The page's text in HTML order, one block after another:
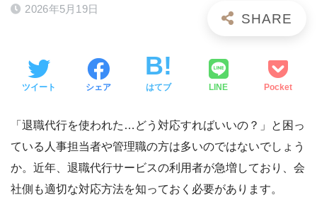
2026年5月19日
ツイート シェア はてブ LINE Pocket
「退職代行を使われた…どう対応すればいいの？」と困っ
ている人事担当者や管理職の方は多いのではないでしょう
か。近年、退職代行サービスの利用者が急増しており、会
社側も適切な対応方法を知っておく必要があります。